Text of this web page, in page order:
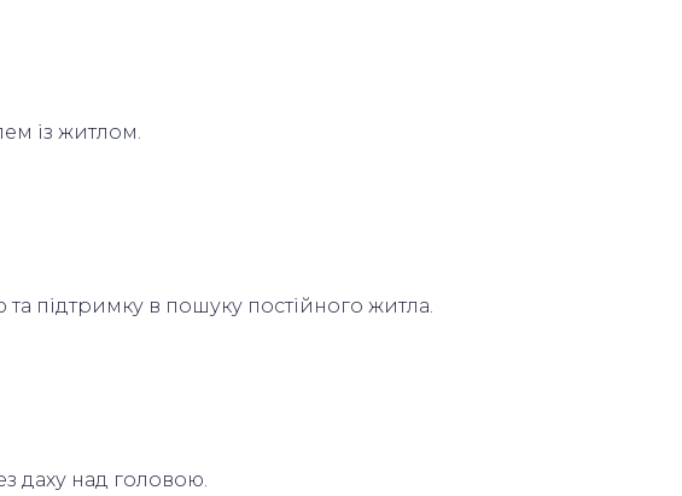
із житлом.
підтримку в пошуку постійного житла.
даху над головою.